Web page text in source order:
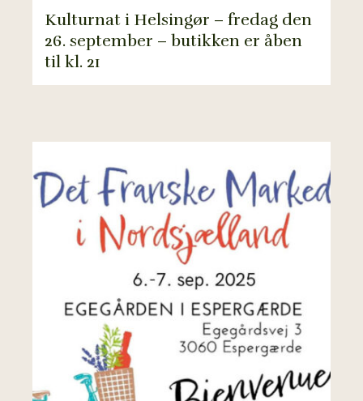
Kulturnat i Helsingør – fredag den
26. september – butikken er åben
til kl. 21